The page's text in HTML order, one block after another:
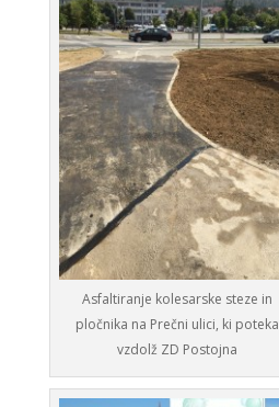
Asfaltiranje kolesarske steze in
pločnika na Prečni ulici, ki poteka
vzdolž ZD Postojna